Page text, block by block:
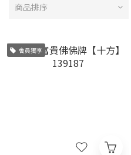
商品排序
會員獨享